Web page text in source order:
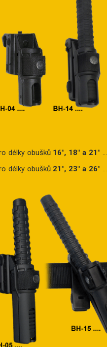
délky obušků16″, 18″ a 21″...
délky obušků21″, 23″ a 26″...